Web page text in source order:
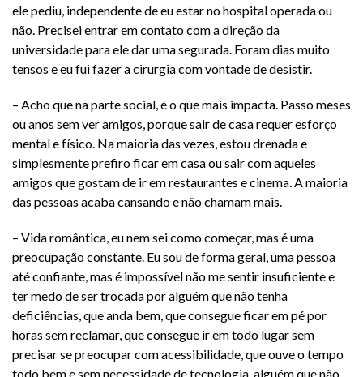
ele pediu, independente de eu estar no hospital operada ou
não. Precisei entrar em contato com a direção da
universidade para ele dar uma segurada. Foram dias muito
tensos e eu fui fazer a cirurgia com vontade de desistir.
– Acho que na parte social, é o que mais impacta. Passo meses
ou anos sem ver amigos, porque sair de casa requer esforço
mental e físico. Na maioria das vezes, estou drenada e
simplesmente prefiro ficar em casa ou sair com aqueles
amigos que gostam de ir em restaurantes e cinema. A maioria
das pessoas acaba cansando e não chamam mais.
– Vida romântica, eu nem sei como começar, mas é uma
preocupação constante. Eu sou de forma geral, uma pessoa
até confiante, mas é impossível não me sentir insuficiente e
ter medo de ser trocada por alguém que não tenha
deficiências, que anda bem, que consegue ficar em pé por
horas sem reclamar, que consegue ir em todo lugar sem
precisar se preocupar com acessibilidade, que ouve o tempo
todo bem e sem necessidade de tecnologia, alguém que não